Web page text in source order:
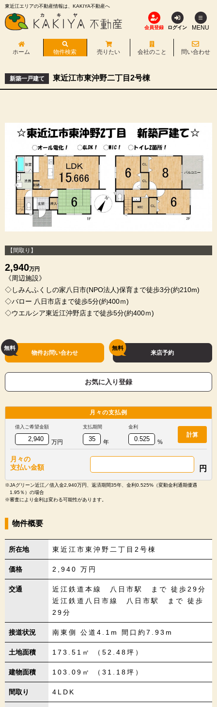
東近江エリアの不動産情報は、KAKIYA不動産へ
会員登録 ログイン MENU
ホーム 物件検索 売りたい 会社のこと 問い合わせ
新築一戸建て 東近江市東沖野二丁目2号棟
【間取り】
2,940万円
《周辺施設》
◇しみんふくしの家八日市(NPO法人)保育まで徒歩3分(約210m)
◇バロー 八日市店まで徒歩5分(約400ｍ)
◇ウエルシア東近江沖野店まで徒歩5分(約400ｍ)
物件お問い合わせ 来店予約
お気に入り登録
月々の支払例
借入ご希望金額
万円
支払期間
年
金利
%
計算
月々の
支払い金額
円
※JAグリーン近江／借入金2,940万円、返済期間35年、金利0.525%（変動金利通期優遇
1.95％）の場合
※審査により金利は変わる可能性があります。
物件概要
所在地 東近江市東沖野二丁目2号棟
価格 2,940 万円
交通
近江鉄道本線 八日市駅 まで 徒歩29分
近江鉄道八日市線 八日市駅 まで 徒歩
29分
接道状況 南東側 公道4.1m 間口約7.93m
土地面積 173.51㎡ （52.48坪）
建物面積 103.09㎡ （31.18坪）
間取り 4LDK